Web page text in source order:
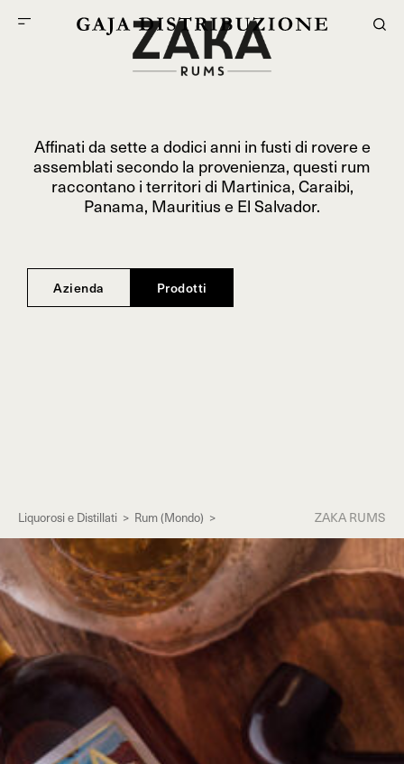
Affinati da sette a dodici anni in fusti di rovere e
assemblati secondo la provenienza, questi rum
raccontano i territori di Martinica, Caraibi,
Panama, Mauritius e El Salvador.
Azienda Prodotti
Liquorosi e Distillati > Rum (Mondo) > ZAKA RUMS